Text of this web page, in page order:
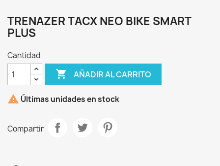
TRENAZER TACX NEO BIKE SMART
PLUS
Cantidad
 AÑADIR AL CARRITO
 Últimas unidades en stock
Compartir